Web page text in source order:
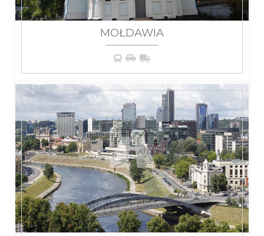
MOŁDAWIA